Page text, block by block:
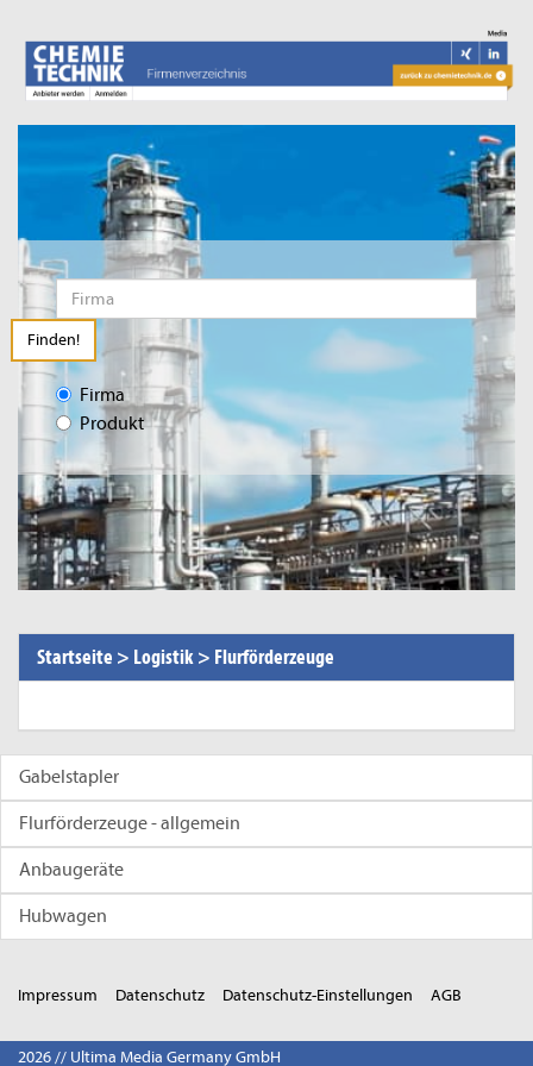
Finden!
Firma
Produkt
Startseite > Logistik > Flurförderzeuge
Gabelstapler
Flurförderzeuge - allgemein
Anbaugeräte
Hubwagen
Impressum Datenschutz Datenschutz-Einstellungen AGB
2026 // Ultima Media Germany GmbH